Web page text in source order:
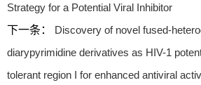
Strategy for a Potential Viral Inhibitor
下一条：
Discovery of novel fused-
diarypyrimidine derivatives as HIV-1
tolerant region I for enhanced antiviral